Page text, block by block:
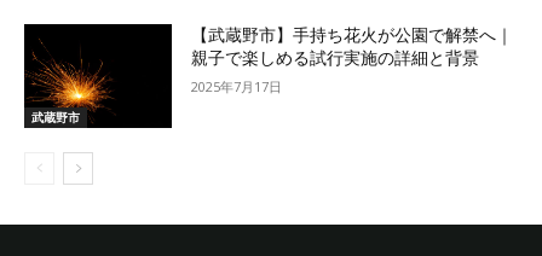
武蔵野市
【武蔵野市】手持ち花火が公園で解禁へ｜
親子で楽しめる試行実施の詳細と背景
2025年7月17日